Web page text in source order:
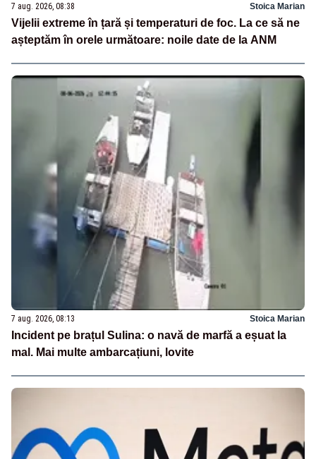
7 aug. 2026, 08:38 Stoica Marian
Vijelii extreme în țară și temperaturi de foc. La ce să ne
așteptăm în orele următoare: noile date de la ANM
7 aug. 2026, 08:13 Stoica Marian
Incident pe brațul Sulina: o navă de marfă a eșuat la
mal. Mai multe ambarcațiuni, lovite